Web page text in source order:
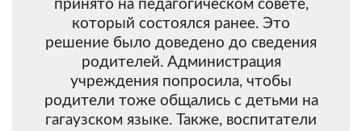
принято на педагогическом совете,
который состоялся ранее. Это
решение было доведено до сведения
родителей. Администрация
учреждения попросила, чтобы
родители тоже общались с детьми на
гагаузском языке. Также, воспитатели